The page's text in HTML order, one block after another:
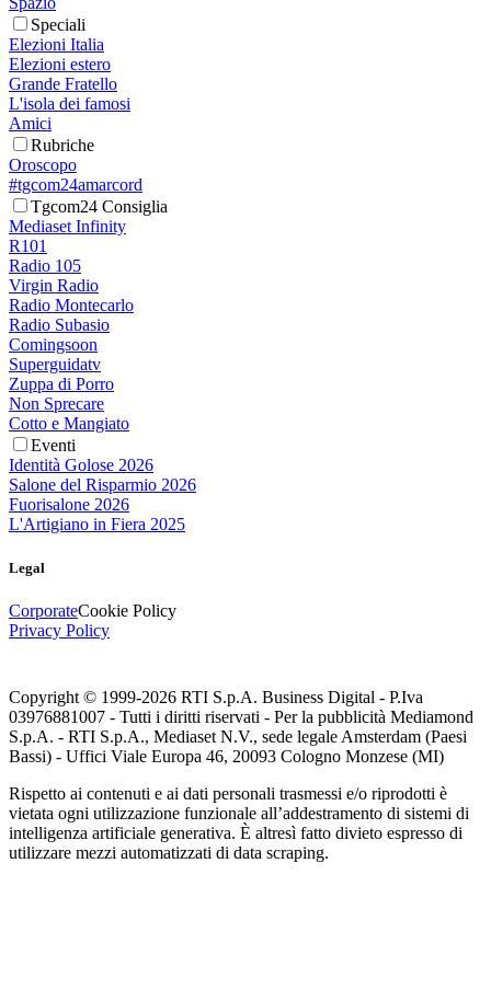
Speciali
Elezioni Italia
Elezioni estero
Grande Fratello
L'isola dei famosi
Amici
Rubriche
Oroscopo
#tgcom24amarcord
Tgcom24 Consiglia
Mediaset Infinity
R101
Radio 105
Virgin Radio
Radio Montecarlo
Radio Subasio
Comingsoon
Superguidatv
Zuppa di Porro
Non Sprecare
Cotto e Mangiato
Eventi
Identità Golose 2026
Salone del Risparmio 2026
Fuorisalone 2026
L'Artigiano in Fiera 2025
Legal
CorporateCookie Policy
Privacy Policy
Copyright © 1999-2026 RTI S.p.A. Business Digital - P.Iva
03976881007 - Tutti i diritti riservati - Per la pubblicità Mediamond
S.p.A. - RTI S.p.A., Mediaset N.V., sede legale Amsterdam (Paesi
Bassi) - Uffici Viale Europa 46, 20093 Cologno Monzese (MI)
Rispetto ai contenuti e ai dati personali trasmessi e/o riprodotti è
vietata ogni utilizzazione funzionale all’addestramento di sistemi di
intelligenza artificiale generativa. È altresì fatto divieto espresso di
utilizzare mezzi automatizzati di data scraping.